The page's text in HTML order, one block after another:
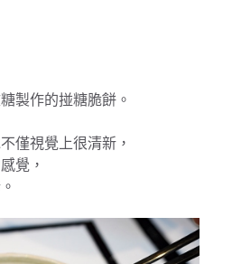
製作的掽糖脆餅。
僅視覺上很清新，
覺，